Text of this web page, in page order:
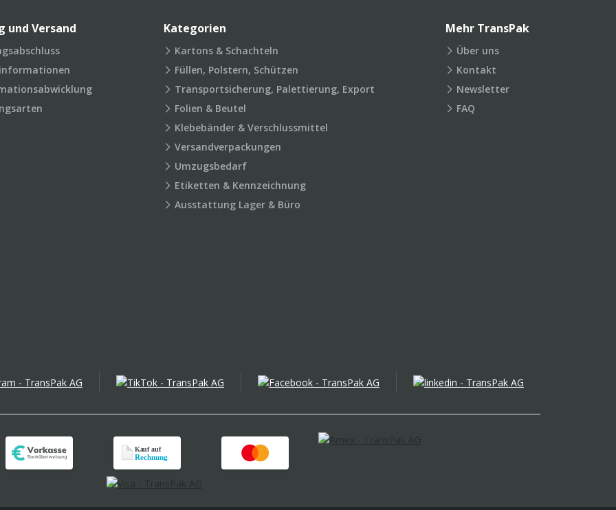
und Versand Kategorien
Kartons & Schachteln
Füllen, Polstern, Schützen
Transportsicherung, Palettierung, Export
Folien & Beutel
Klebebänder & Verschlussmittel
Versandverpackungen
Umzugsbedarf
Etiketten & Kennzeichnung
Ausstattung Lager & Büro
Mehr TransPak
Über uns
Kontakt
Newsletter
FAQ